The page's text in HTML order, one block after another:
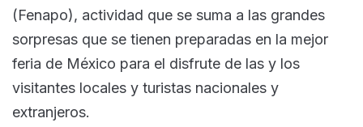
(Fenapo), actividad que se suma a las grandes
sorpresas que se tienen preparadas en la mejor
feria de México para el disfrute de las y los
visitantes locales y turistas nacionales y
extranjeros.